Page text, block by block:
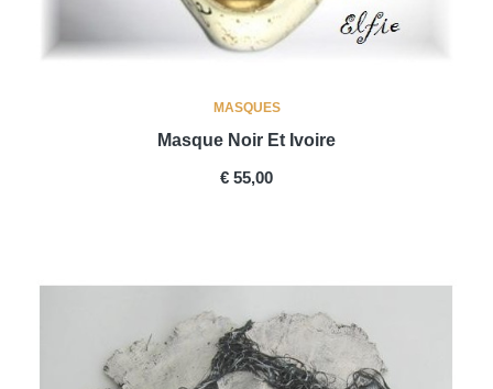
MASQUES
Masque Noir Et Ivoire
PRICE
€ 55,00